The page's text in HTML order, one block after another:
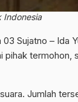
Indonesia
Sujatno – Ida
termohon,
Jumlah